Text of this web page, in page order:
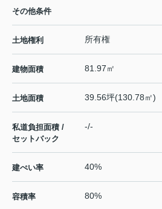
その他条件
土地権利 所有権
建物面積 81.97㎡
土地面積 39.56坪(130.78㎡)
私道負担面積 /
セットバック
-/-
建ぺい率 40%
容積率 80%